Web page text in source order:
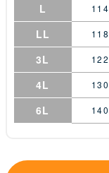
L 114
LL 118
3L 122
4L 130
6L 140